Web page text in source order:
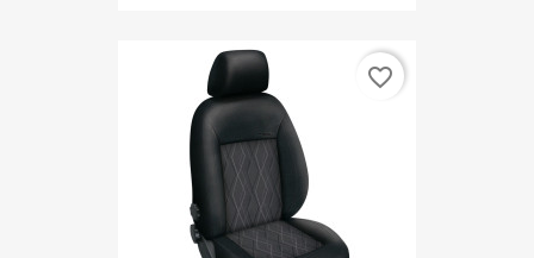
favorite_border